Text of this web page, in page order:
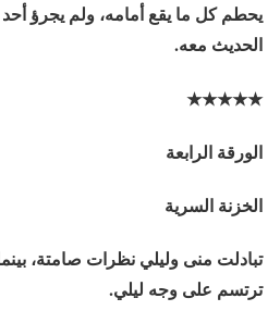
يحطم كل ما يقع أمامه، ولم يجرؤ أحد
الحديث معه.
★★★★★
الورقة الرابعة
الخزنة السرية
تبادلت منى وليلي نظرات صامتة،
ترتسم على وجه ليلي.